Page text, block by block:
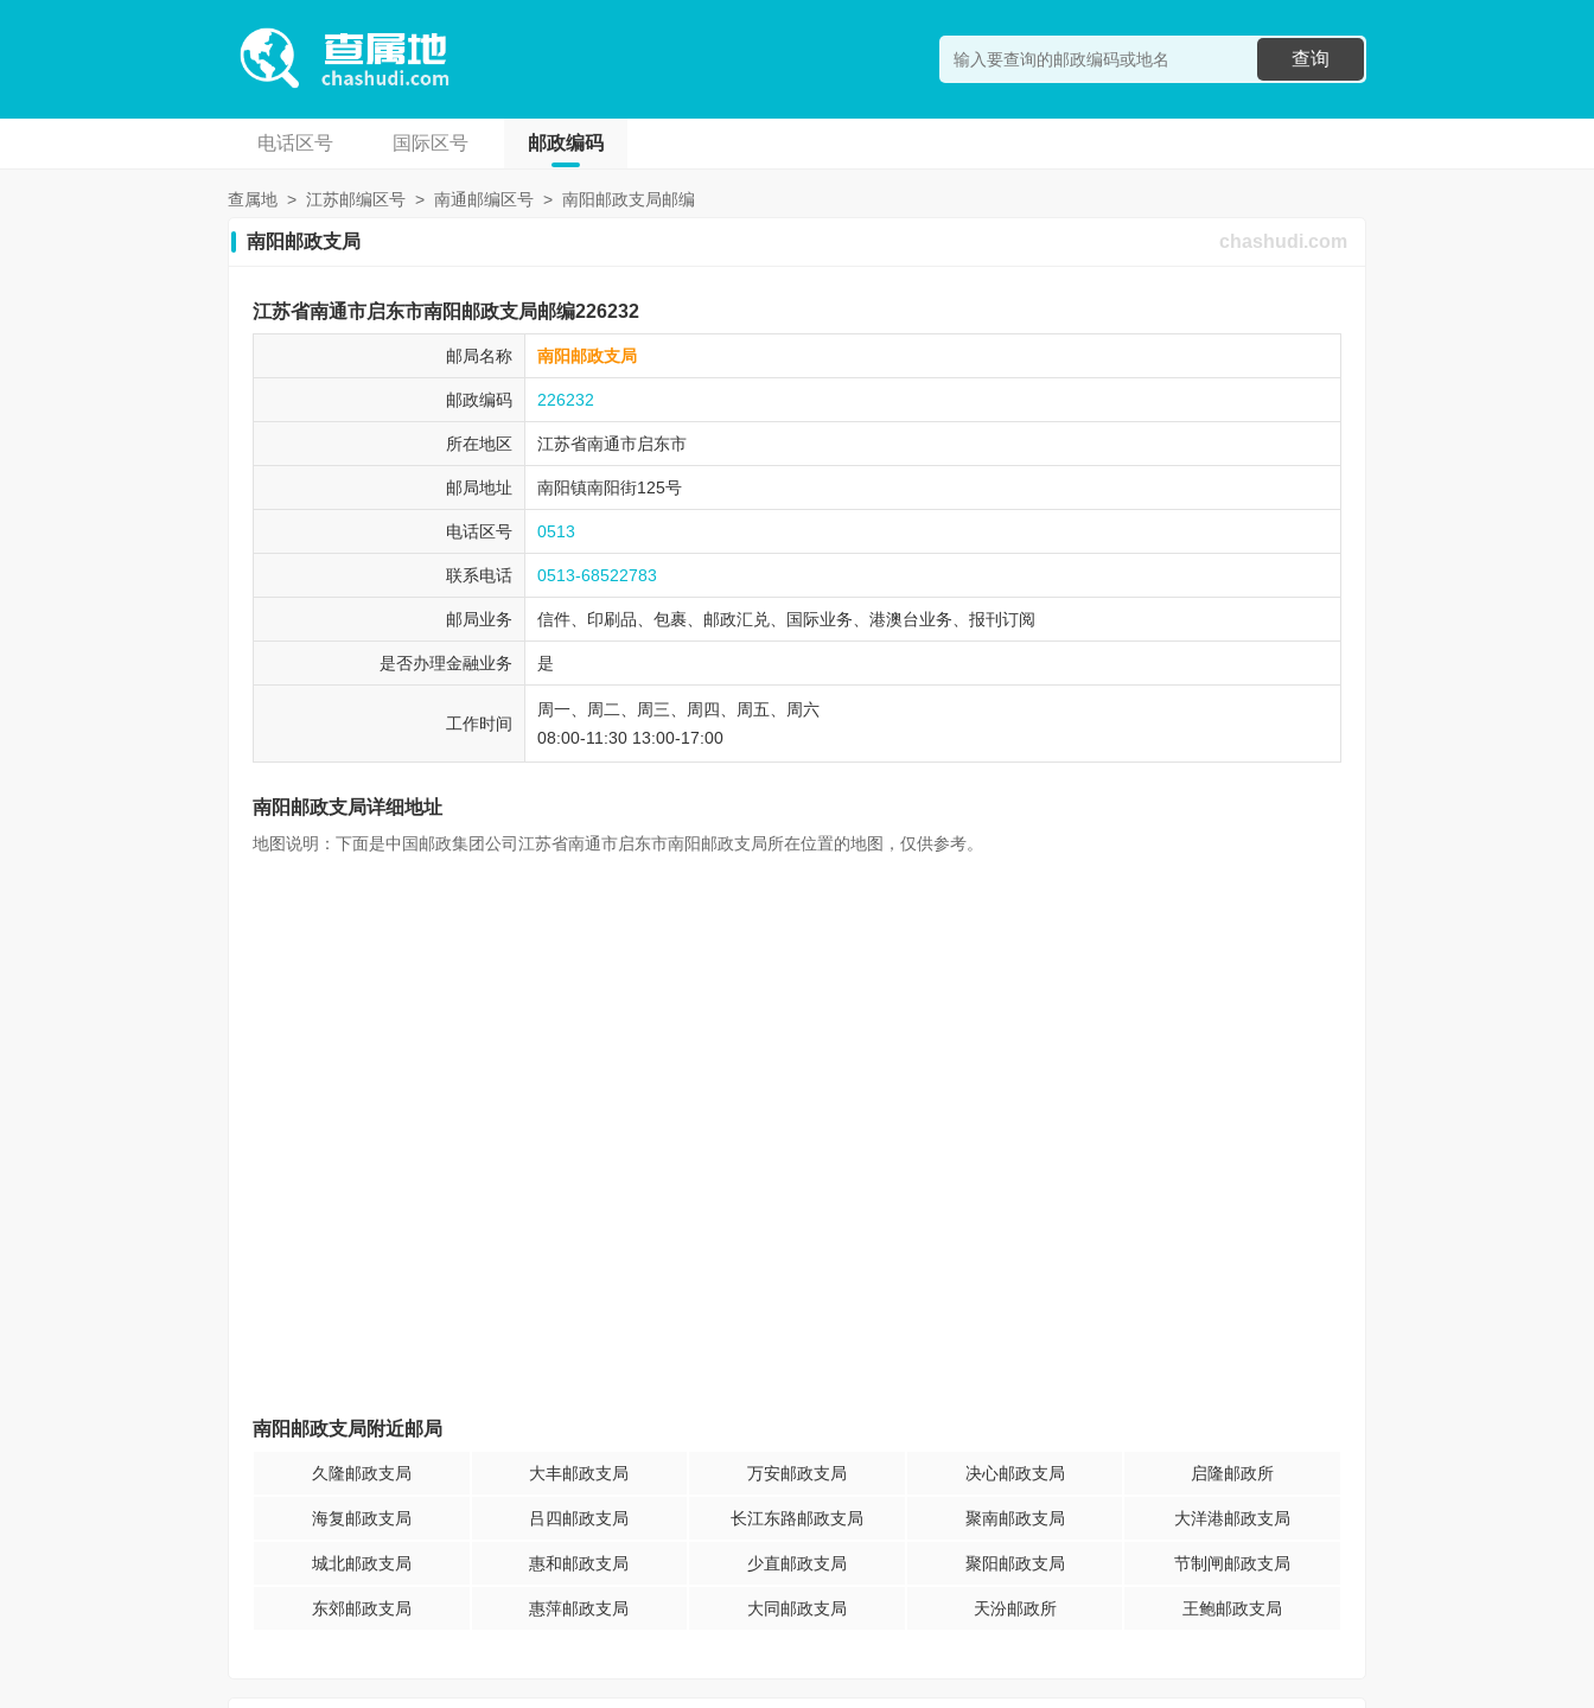
查询
电话区号 国际区号 邮政编码
查属地 > 江苏邮编区号 > 南通邮编区号 > 南阳邮政支局邮编
南阳邮政支局 chashudi.com
江苏省南通市启东市南阳邮政支局邮编226232
邮局名称 南阳邮政支局
邮政编码 226232
所在地区 江苏省南通市启东市
邮局地址 南阳镇南阳街125号
电话区号 0513
联系电话 0513-68522783
邮局业务 信件、印刷品、包裹、邮政汇兑、国际业务、港澳台业务、报刊订阅
是否办理金融业务 是
工作时间
周一、周二、周三、周四、周五、周六
08:00-11:30 13:00-17:00
南阳邮政支局详细地址
地图说明：下面是中国邮政集团公司江苏省南通市启东市南阳邮政支局所在位置的地图，仅供参考。
南阳邮政支局附近邮局
久隆邮政支局 大丰邮政支局 万安邮政支局 决心邮政支局 启隆邮政所
海复邮政支局 吕四邮政支局 长江东路邮政支局 聚南邮政支局 大洋港邮政支局
城北邮政支局 惠和邮政支局 少直邮政支局 聚阳邮政支局 节制闸邮政支局
东郊邮政支局 惠萍邮政支局 大同邮政支局 天汾邮政所 王鲍邮政支局